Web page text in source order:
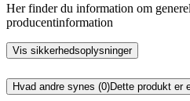
Her finder du information om
producentinformation
Vis sikkerhedsoplysninger
Hvad andre synes (0)Dette produkt er